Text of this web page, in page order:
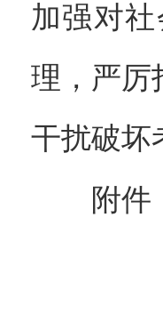
加强对
理，严厉
干扰破坏
附件